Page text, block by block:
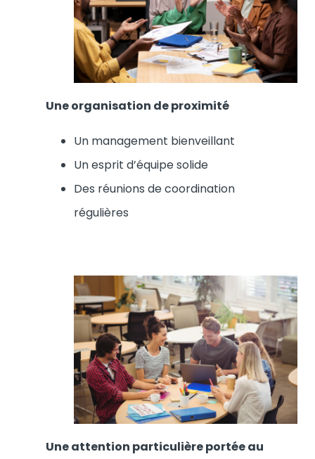
Une organisation de proximité
Un management bienveillant
Un esprit d’équipe solide
Des réunions de coordination
régulières
Une attention particulière portée au